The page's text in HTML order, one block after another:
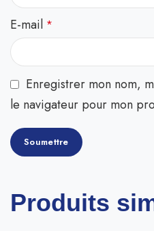
E-mail *
Enregistrer mon nom,
le navigateur pour mon
Produits